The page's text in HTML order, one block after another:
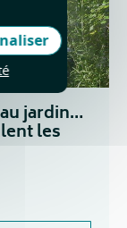
jardin…
les